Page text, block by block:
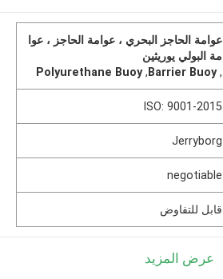
عوامة الحاجز البحري ، عوامة الحاجز ، عوا
مة البولي يوريثين
,
Barrier Buoy
,
Polyurethane Buoy
ISO: 9001-2015
Jerryborg
negotiable
قابل للتفاوض
عرض المزيد